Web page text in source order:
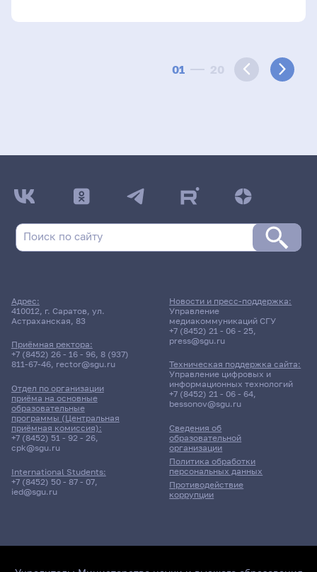
01 20
Адрес:
410012, г. Саратов, ул.
Астраханская, 83
Приёмная ректора:
+7 (8452) 26 - 16 - 96, 8 (937)
811-67-46, rector@sgu.ru
Отдел по организации
приёма на основные
образовательные
программы (Центральная
приёмная комиссия):
+7 (8452) 51 - 92 - 26,
cpk@sgu.ru
International Students:
+7 (8452) 50 - 87 - 07,
ied@sgu.ru
Сведения об
образовательной
организации
Политика обработки
персональных данных
Противодействие
коррупции
Новости и пресс-поддержка:
Управление
медиакоммуникаций СГУ
+7 (8452) 21 - 06 - 25,
press@sgu.ru
Техническая поддержка сайта:
Управление цифровых и
информационных технологий
+7 (8452) 21 - 06 - 64,
bessonov@sgu.ru